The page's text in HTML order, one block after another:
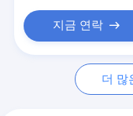
저희와 연락
지금 연락
더 많